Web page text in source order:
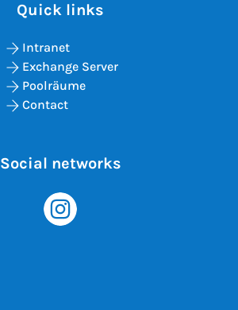
Quick links
Intranet
Exchange Server
Poolräume
Contact
Social networks